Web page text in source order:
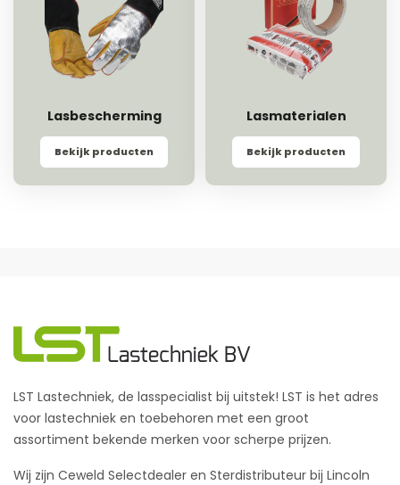
Lasbescherming
Bekijk producten
Lasmaterialen
Bekijk producten
LST Lastechniek, de lasspecialist bij uitstek! LST is het adres
voor lastechniek en toebehoren met een groot
assortiment bekende merken voor scherpe prijzen.
Wij zijn Ceweld Selectdealer en Sterdistributeur bij Lincoln